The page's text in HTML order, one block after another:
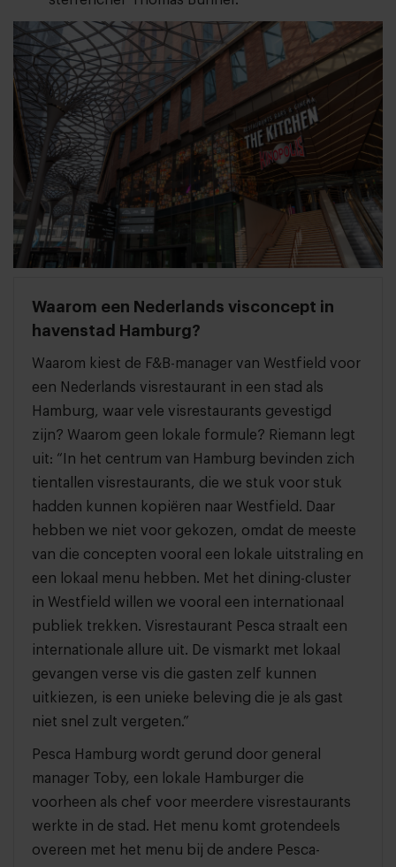
Waarom een Nederlands visconcept in
havenstad Hamburg?
Waarom kiest de F&B-manager van Westfield voor
een Nederlands visrestaurant in een stad als
Hamburg, waar vele visrestaurants gevestigd
zijn? Waarom geen lokale formule? Riemann legt
uit: “In het centrum van Hamburg bevinden zich
tientallen visrestaurants, die we stuk voor stuk
hadden kunnen kopiëren naar Westfield. Daar
hebben we niet voor gekozen, omdat de meeste
van die concepten vooral een lokale uitstraling en
een lokaal menu hebben. Met het dining-cluster
in Westfield willen we vooral een internationaal
publiek trekken. Visrestaurant Pesca straalt een
internationale allure uit. De vismarkt met lokaal
gevangen verse vis die gasten zelf kunnen
uitkiezen, is een unieke beleving die je als gast
niet snel zult vergeten.”
Pesca Hamburg wordt gerund door general
manager Toby, een lokale Hamburger die
voorheen als chef voor meerdere visrestaurants
werkte in de stad. Het menu komt grotendeels
overeen met het menu bij de andere Pesca-